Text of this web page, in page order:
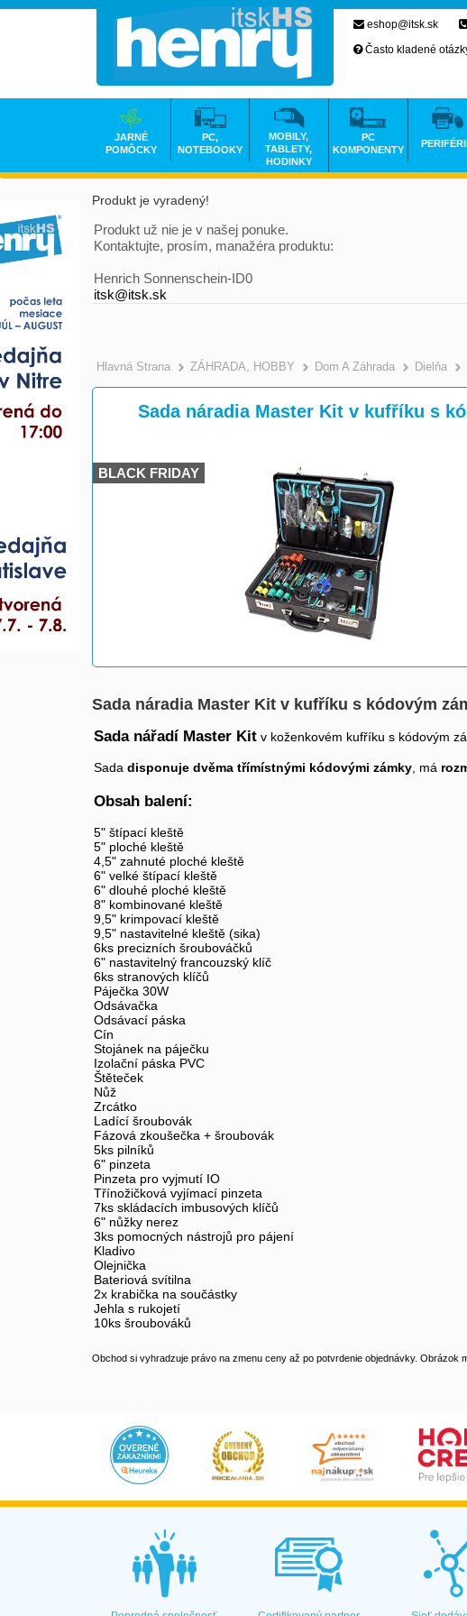
Produkt je vyradený!
Produkt už nie je v našej ponuke.
Kontaktujte, prosím, manažéra produktu:
Henrich Sonnenschein-ID0
itsk@itsk.sk
Hlavná Strana >
ZÁHRADA, HOBBY >
Dom A Záhrada Dielňa
Sada náradia Master Kit v kufříku s
BLACK FRIDAY
Sada náradia Master Kit v kufříku s kódovým
Sada nářadí Master Kit v koženkovém kufříku s kódovým
Sada disponuje dvěma třímístnými kódovými zámky , má
Obsah balení:
5" štípací kleště
5" ploché kleště
4,5" zahnuté ploché kleště
6" velké štípací kleště
6" dlouhé ploché kleště
8" kombinované kleště
9,5" krimpovací kleště
9,5" nastavitelné kleště (sika)
6ks precizních šroubováčků
6" nastavitelný francouzský klíč
6ks stranových klíčů
Páječka 30W
Odsávačka
Odsávací páska
Cín
Stojánek na páječku
Izolační páska PVC
Štěteček
Nůž
Zrcátko
Ladící šroubovák
Fázová zkoušečka + šroubovák
5ks pilníků
6" pinzeta
Pinzeta pro vyjmutí IO
Třínožičková vyjímací pinzeta
7ks skládacích imbusových klíčů
6" nůžky nerez
3ks pomocných nástrojů pro pájení
Kladivo
Olejnička
Bateriová svítilna
2x krabička na součástky
Jehla s rukojetí
10ks šroubováků
Obchod si vyhradzuje právo na zmenu ceny až po potvrdenie objednávky. Obrázok
eshop@itsk.sk
Často kladené
JARNÉ
POMÔCKY
PC,
NOTEBOOKY
MOBILY,
TABLETY,
HODINKY
PC
KOMPONENTY